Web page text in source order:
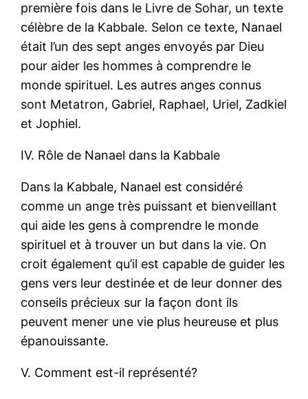
première fois dans le Livre de Sohar, un texte
célèbre de la Kabbale. Selon ce texte, Nanael
était l’un des sept anges envoyés par Dieu
pour aider les hommes à comprendre le
monde spirituel. Les autres anges connus
sont Metatron, Gabriel, Raphael, Uriel, Zadkiel
et Jophiel.
IV. Rôle de Nanael dans la Kabbale
Dans la Kabbale, Nanael est considéré
comme un ange très puissant et bienveillant
qui aide les gens à comprendre le monde
spirituel et à trouver un but dans la vie. On
croit également qu’il est capable de guider les
gens vers leur destinée et de leur donner des
conseils précieux sur la façon dont ils
peuvent mener une vie plus heureuse et plus
épanouissante.
V. Comment est-il représenté?